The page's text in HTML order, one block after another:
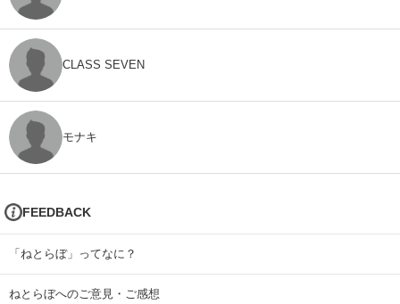
CLASS SEVEN
モナキ
FEEDBACK
「ねとらぼ」ってなに？
ねとらぼへのご意見・ご感想